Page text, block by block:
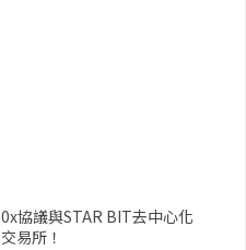
0x協議與STAR BIT去中心化
交易所！